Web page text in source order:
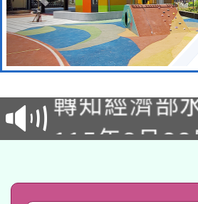
有關大陸委
薪期間赴陸
轉知經濟部
業技術研究
115年8月